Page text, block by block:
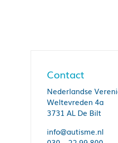
Contact
Nederlandse
Weltevreden 4a
3731 AL De Bilt
info@autisme.nl